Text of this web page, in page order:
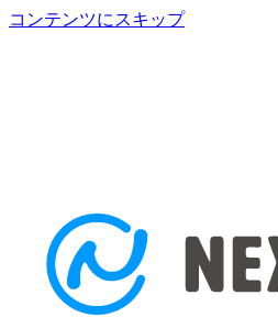
コンテンツにスキップ